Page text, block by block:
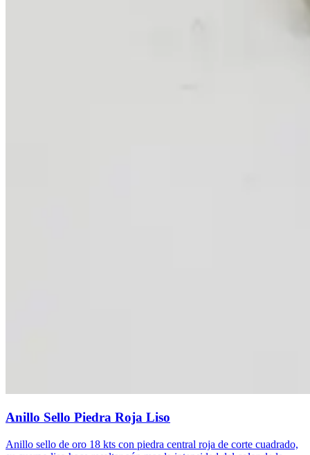
Anillo Sello Piedra Roja Liso
Anillo sello de oro 18 kts con piedra central roja de corte cuadrado,